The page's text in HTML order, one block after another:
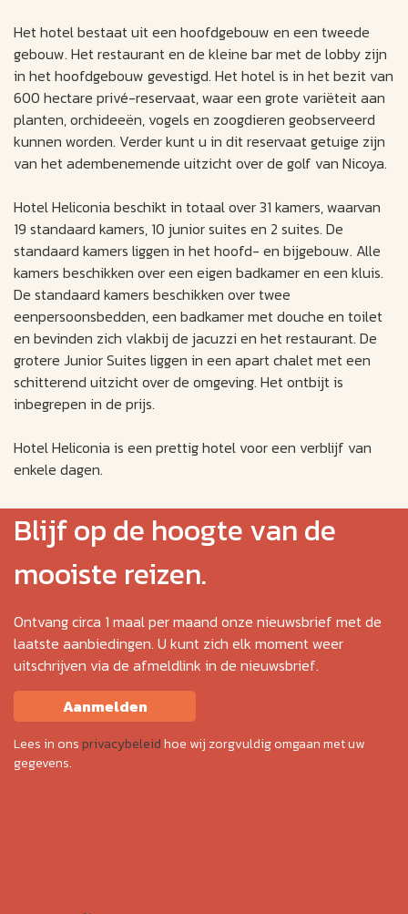
Het hotel bestaat uit een hoofdgebouw en een tweede
gebouw. Het restaurant en de kleine bar met de lobby zijn
in het hoofdgebouw gevestigd. Het hotel is in het bezit van
600 hectare privé-reservaat, waar een grote variëteit aan
planten, orchideeën, vogels en zoogdieren geobserveerd
kunnen worden. Verder kunt u in dit reservaat getuige zijn
van het adembenemende uitzicht over de golf van Nicoya.
Hotel Heliconia beschikt in totaal over 31 kamers, waarvan
19 standaard kamers, 10 junior suites en 2 suites. De
standaard kamers liggen in het hoofd- en bijgebouw. Alle
kamers beschikken over een eigen badkamer en een kluis.
De standaard kamers beschikken over twee
eenpersoonsbedden, een badkamer met douche en toilet
en bevinden zich vlakbij de jacuzzi en het restaurant. De
grotere Junior Suites liggen in een apart chalet met een
schitterend uitzicht over de omgeving. Het ontbijt is
inbegrepen in de prijs.
Hotel Heliconia is een prettig hotel voor een verblijf van
enkele dagen.
Blijf op de hoogte van de
mooiste reizen.
Ontvang circa 1 maal per maand onze nieuwsbrief met de
laatste aanbiedingen. U kunt zich elk moment weer
uitschrijven via de afmeldlink in de nieuwsbrief.
Aanmelden
Lees in onsprivacybeleidhoe wij zorgvuldig omgaan met uw
gegevens.